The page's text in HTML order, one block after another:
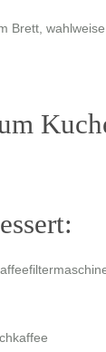
Brett,